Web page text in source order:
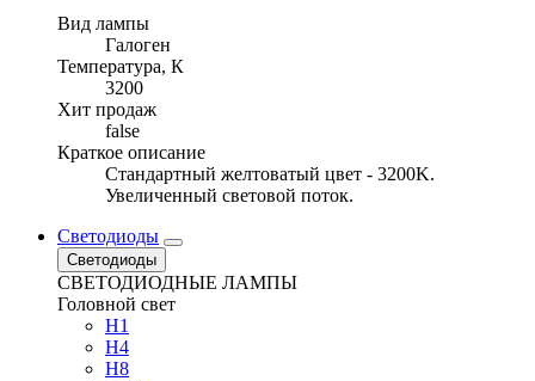
Вид лампы
Галоген
Температура, К
3200
Хит продаж
false
Краткое описание
Стандартный желтоватый цвет - 3200K.
Увеличенный световой поток.
Светодиоды
Светодиоды
СВЕТОДИОДНЫЕ ЛАМПЫ
Головной свет
H1
H4
H8